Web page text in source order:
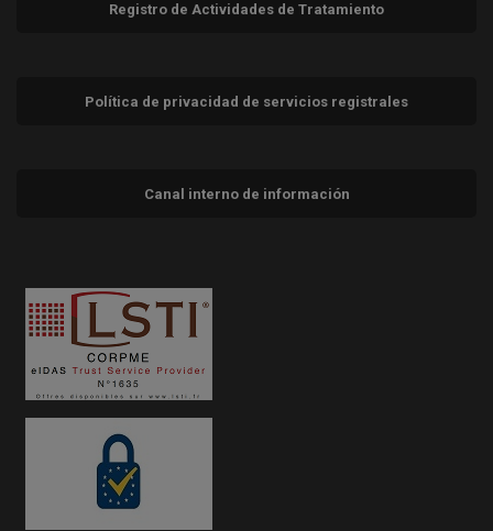
Registro de Actividades de Tratamiento
Política de privacidad de servicios registrales
Canal interno de información